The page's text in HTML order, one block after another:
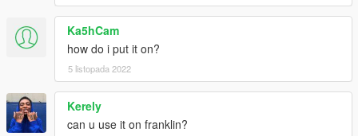
Ka5hCam
how do i put it on?
5 listopada 2022
Kerely
can u use it on franklin?